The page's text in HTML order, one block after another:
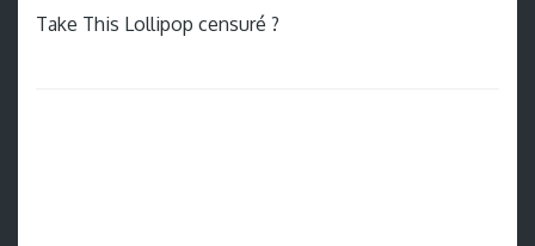
Take This Lollipop censuré ?